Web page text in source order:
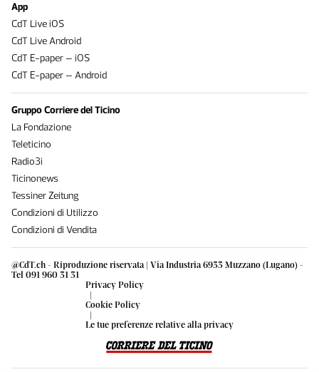
@CdT.ch - Riproduzione riservata | Via Industria 6933 Muzzano (Lugano) -
Tel 091 960 31 31
Privacy Policy
|
Cookie Policy
|
Le tue preferenze relative alla privacy
App
CdT Live iOS
CdT Live Android
CdT E-paper – iOS
CdT E-paper – Android
Gruppo Corriere del Ticino
La Fondazione
Teleticino
Radio3i
Ticinonews
Tessiner Zeitung
Condizioni di Utilizzo
Condizioni di Vendita